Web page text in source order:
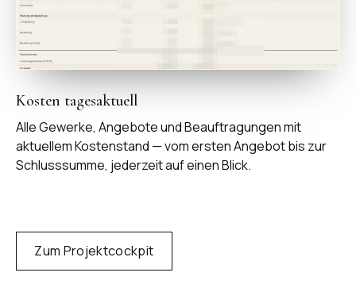
Kosten tagesaktuell
Alle Gewerke, Angebote und Beauftragungen mit
aktuellem Kostenstand — vom ersten Angebot bis zur
Schlusssumme, jederzeit auf einen Blick.
Zum Projektcockpit